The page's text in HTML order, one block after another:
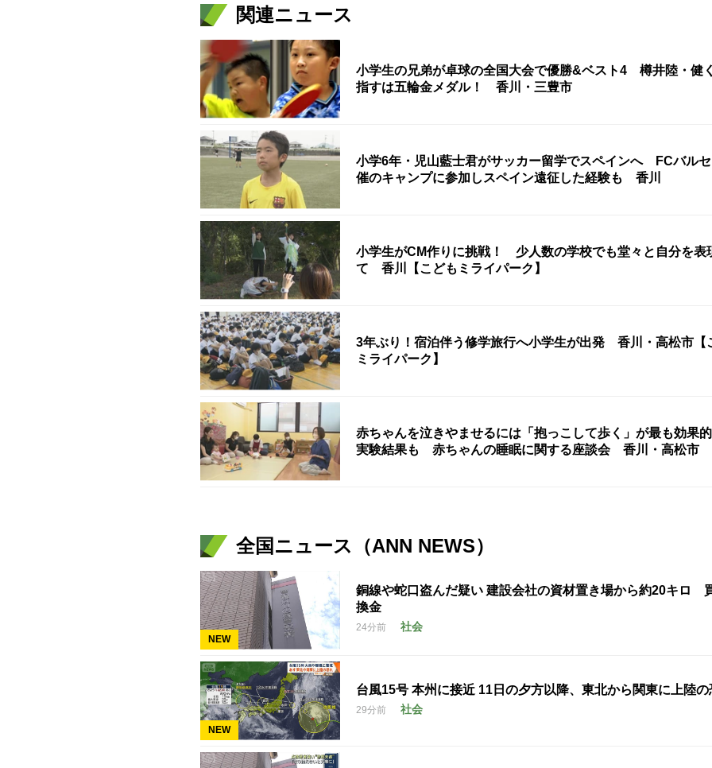
関連ニュース
小学生の兄弟が卓球の全国大会で優勝&ベスト4 樽井陸・健
指すは五輪金メダル！ 香川・三豊市
小学6年・児山藍士君がサッカー留学でスペインへ FCバル
催のキャンプに参加しスペイン遠征した経験も 香川
小学生がCM作りに挑戦！ 少人数の学校でも堂々と自分を表
て 香川【こどもミライパーク】
3年ぶり！宿泊伴う修学旅行へ小学生が出発 香川・高松市【
ミライパーク】
赤ちゃんを泣きやませるには「抱っこして歩く」が最も効果
実験結果も 赤ちゃんの睡眠に関する座談会 香川・高松市
全国ニュース（ANN NEWS）
NEW
銅線や蛇口盗んだ疑い 建設会社の資材置き場から約20キロ
換金
24分前 社会
NEW
台風15号 本州に接近 11日の夕方以降、東北から関東に上陸の
29分前 社会